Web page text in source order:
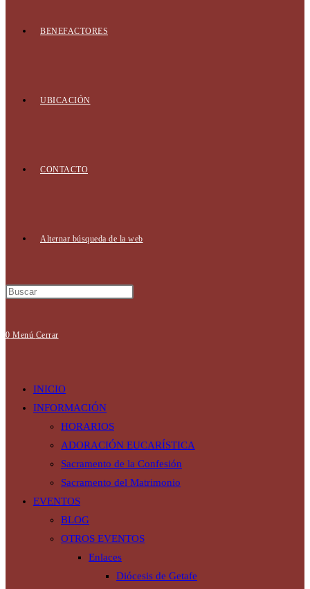
BENEFACTORES
UBICACIÓN
CONTACTO
Alternar búsqueda de la web
0 Menú Cerrar
INICIO
INFORMACIÓN
HORARIOS
ADORACIÓN EUCARÍSTICA
Sacramento de la Confesión
Sacramento del Matrimonio
EVENTOS
BLOG
OTROS EVENTOS
Enlaces
Diócesis de Getafe